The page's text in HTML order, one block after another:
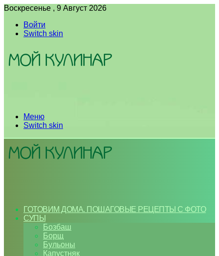
Воскресенье , 9 Август 2026
Войти
Switch skin
Меню
Switch skin
ГОТОВИМ ДОМА. ПОШАГОВЫЕ РЕЦЕПТЫ С ФОТО
СУПЫ
Бозбаш
Борщ
Бульоны
Капустняк